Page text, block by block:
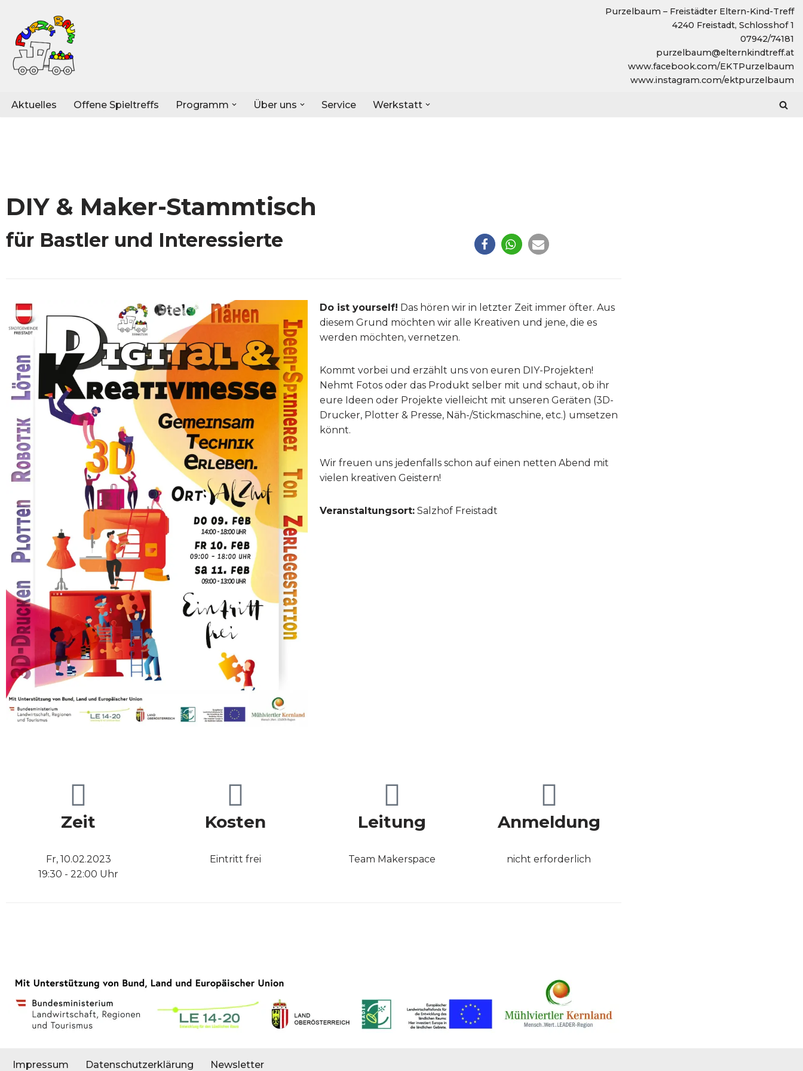
Zum
Inhalt
springen
Purzelbaum – Freistädter Eltern-Kind-Treff
4240 Freistadt, Schlosshof 1
07942/74181
purzelbaum@elternkindtreff.at
www.facebook.com/EKTPurzelbaum
www.instagram.com/ektpurzelbaum
Aktuelles Offene Spieltreffs Programm Über uns Service Werkstatt
DIY & Maker-Stammtisch
für Bastler und Interessierte
Do ist yourself! Das hören wir in letzter Zeit immer öfter. Aus
diesem Grund möchten wir alle Kreativen und jene, die es
werden möchten, vernetzen.
Kommt vorbei und erzählt uns von euren DIY-Projekten!
Nehmt Fotos oder das Produkt selber mit und schaut, ob ihr
eure Ideen oder Projekte vielleicht mit unseren Geräten (3D-
Drucker, Plotter & Presse, Näh-/Stickmaschine, etc.) umsetzen
könnt.
Wir freuen uns jedenfalls schon auf einen netten Abend mit
vielen kreativen Geistern!
Veranstaltungsort: Salzhof Freistadt
Zeit
Fr, 10.02.2023
19:30 - 22:00 Uhr
Kosten
Eintritt frei
Leitung
Team Makerspace
Anmeldung
nicht erforderlich
Impressum Datenschutzerklärung Newsletter